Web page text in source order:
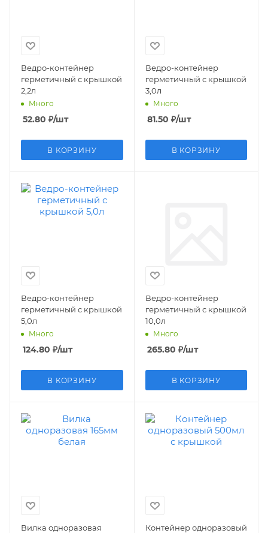
Ведро-контейнер
герметичный с крышкой
2,2л
Много
52.80 ₽/шт
В КОРЗИНУ
Ведро-контейнер
герметичный с крышкой
3,0л
Много
81.50 ₽/шт
В КОРЗИНУ
Ведро-контейнер
герметичный с крышкой
5,0л
Много
124.80 ₽/шт
В КОРЗИНУ
Ведро-контейнер
герметичный с крышкой
10,0л
Много
265.80 ₽/шт
В КОРЗИНУ
Вилка одноразовая
Контейнер одноразовый